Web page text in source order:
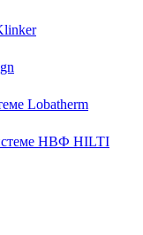
Lobatherm
НВФ HILTI